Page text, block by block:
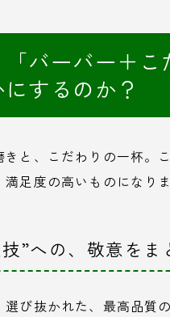
「バーバー＋
するのか？
きと、こだわりの一杯。
足度の高いものになりま
”への、敬意をま
選び抜かれた、最高品質